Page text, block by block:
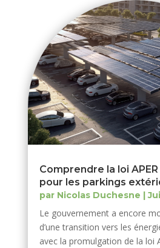
Comprendre la loi
pour les parkings
par Nicolas Duchesne |
Le gouvernement a encore
d’une transition vers les
avec la promulgation de la loi